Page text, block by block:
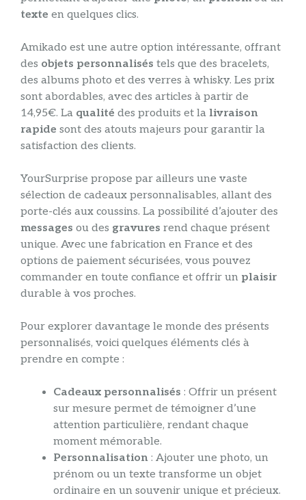
texte en quelques clics.
Amikado est une autre option intéressante, offrant
des objets personnalisés tels que des bracelets,
des albums photo et des verres à whisky. Les prix
sont abordables, avec des articles à partir de
14,95€. La qualité des produits et la livraison
rapide sont des atouts majeurs pour garantir la
satisfaction des clients.
YourSurprise propose par ailleurs une vaste
sélection de cadeaux personnalisables, allant des
porte-clés aux coussins. La possibilité d’ajouter des
messages ou des gravures rend chaque présent
unique. Avec une fabrication en France et des
options de paiement sécurisées, vous pouvez
commander en toute confiance et offrir un plaisir
durable à vos proches.
Pour explorer davantage le monde des présents
personnalisés, voici quelques éléments clés à
prendre en compte :
Cadeaux personnalisés : Offrir un présent
sur mesure permet de témoigner d’une
attention particulière, rendant chaque
moment mémorable.
Personnalisation : Ajouter une photo, un
prénom ou un texte transforme un objet
ordinaire en un souvenir unique et précieux.